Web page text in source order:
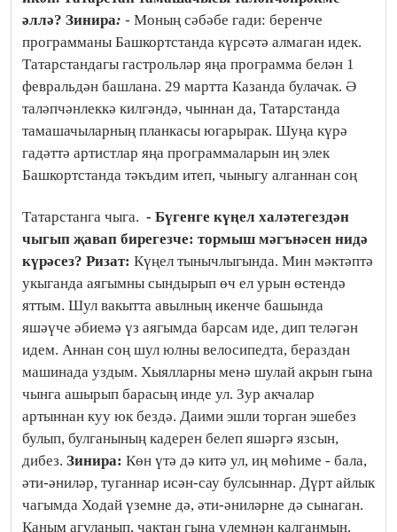
әллә? Зинира: - Моның сәбәбе гади: беренче
программаны Башкортстанда күрсәтә алмаган идек.
Татарстандагы гастрольләр яңа программа белән 1
февральдән башлана. 29 мартта Казанда булачак. Ә
таләпчәнлеккә килгәндә, чыннан да, Татарстанда
тамашачыларның планкасы югарырак. Шуңа күрә
гадәттә артистлар яңа программаларын иң элек
Башкортстанда тәкъдим итеп, чыныгу алганнан соң
Татарстанга чыга. - Бүгенге күңел халәтегездән
чыгып җавап бирегезче: тормыш мәгънәсен нидә
күрәсез? Ризат: Күңел тынычлыгында. Мин мәктәптә
укыганда аягымны сындырып өч ел урын өстендә
яттым. Шул вакытта авылның икенче башында
яшәүче әбиемә үз аягымда барсам иде, дип теләгән
идем. Аннан соң шул юлны велосипедта, бераздан
машинада уздым. Хыялларны менә шулай акрын гына
чынга ашырып барасың инде ул. Зур акчалар
артыннан куу юк бездә. Даими эшли торган эшебез
булып, булганының кадерен белеп яшәргә язсын,
дибез. Зинира: Көн үтә дә китә ул, иң мөһиме - бала,
әти-әниләр, туганнар исән-сау булсыннар. Дүрт айлык
чагымда Ходай үземне дә, әти-әниләрне дә сынаган.
Каным агуланып, чактан гына үлемнән калганмын.